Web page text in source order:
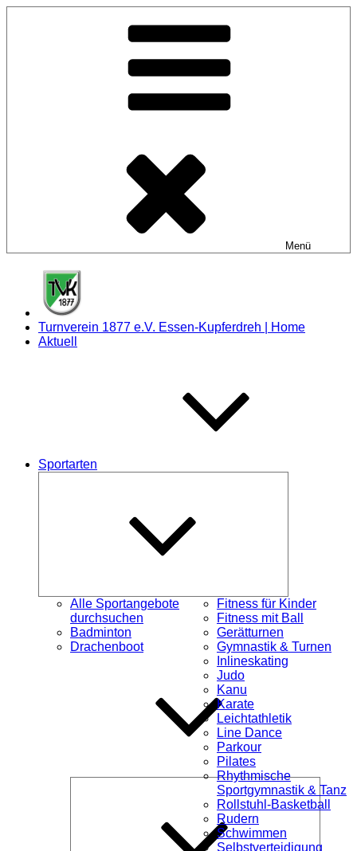
Menü
Turnverein 1877 e.V. Essen-Kupferdreh | Home
Aktuell
Sportarten
Alle Sportangebote
durchsuchen
Badminton
Drachenboot
öffnen
Fitness für Kinder
Fitness mit Ball
Gerätturnen
Gymnastik & Turnen
Inlineskating
Judo
Kanu
Karate
Leichtathletik
Line Dance
Parkour
Pilates
Rhythmische
Sportgymnastik & Tanz
Rollstuhl-Basketball
Rudern
Schwimmen
Selbstverteidigung